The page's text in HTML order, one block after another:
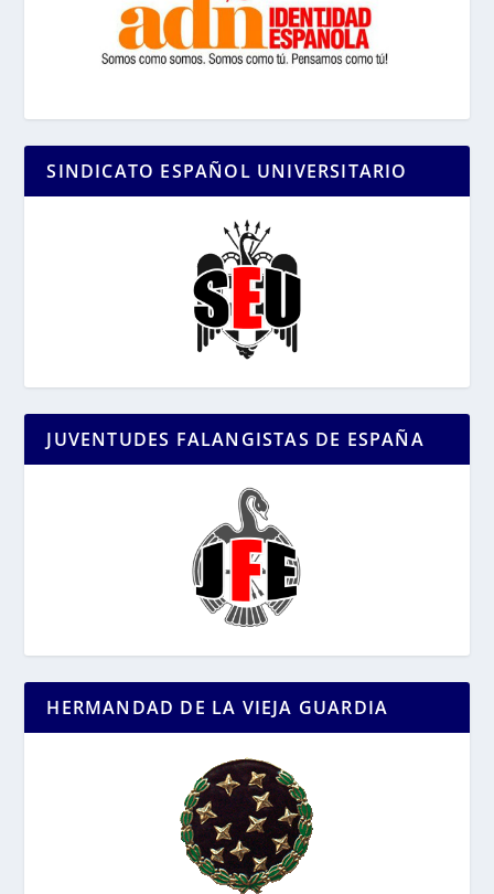
SINDICATO ESPAÑOL UNIVERSITARIO
JUVENTUDES FALANGISTAS DE ESPAÑA
HERMANDAD DE LA VIEJA GUARDIA